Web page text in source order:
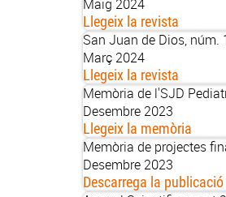
Maig 2024
Llegeix la revista
San Juan de Dios, núm.
Març 2024
Llegeix la revista
Memòria de l'SJD
Desembre 2023
Llegeix la memòria
Memòria de projectes
Desembre 2023
Descarrega la publicació